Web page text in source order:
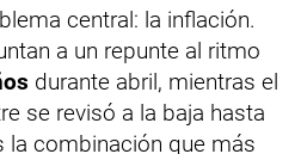
central: la inflación.
a un repunte al ritmo
durante abril, mientras el
se revisó a la baja hasta
la combinación que más